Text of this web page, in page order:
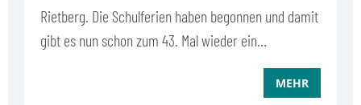
Rietberg. Die Schulferien haben begonnen und damit
gibt es nun schon zum 43. Mal wieder ein…
MEHR